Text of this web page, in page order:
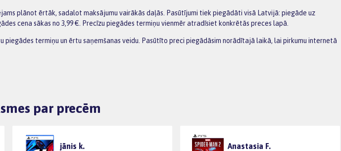
plānot ērtāk, sadalot maksājumu vairākās daļās. Pasūtījumi tiek piegādāti visā Latvijā: piegāde uz
cena sākas no 3,99 €. Precīzu piegādes termiņu vienmēr atradīsiet konkrētās preces lapā.
termiņu un ērtu saņemšanas veidu. Pasūtīto preci piegādāsim norādītajā laikā, lai pirkumu internetā
par precēm
jānis k. Anastasia F.